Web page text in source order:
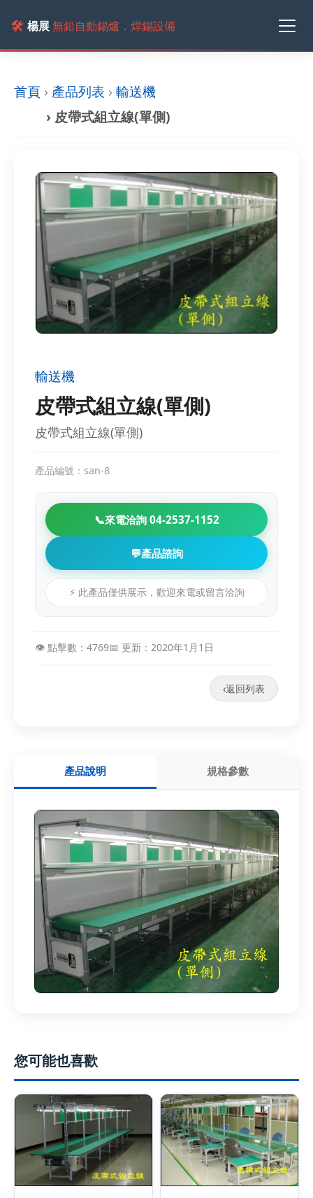
🛠️ 楊展無鉛自動錫爐．焊錫設備
首頁 › 產品列表 › 輸送機
› 皮帶式組立線(單側)
輸送機
皮帶式組立線(單側)
皮帶式組立線(單側)
產品編號：san-8
📞來電洽詢 04-2537-1152
💬產品諮詢
⚡ 此產品僅供展示，歡迎來電或留言洽詢
👁️ 點擊數：4769📅 更新：2020年1月1日
‹返回列表
產品說明 規格參數
您可能也喜歡